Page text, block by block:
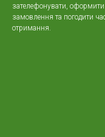
зателефонувати, оформити
замовлення та погодити
отримання.